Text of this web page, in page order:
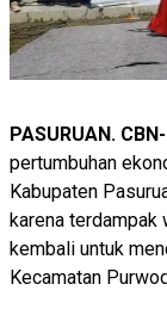
PASURUAN.
pertumbuhan
Kabupaten
karena terdampak
kembali untuk
Kecamatan